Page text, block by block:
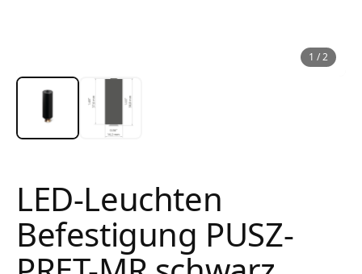
1 /2
LED-Leuchten
Befestigung PUSZ-